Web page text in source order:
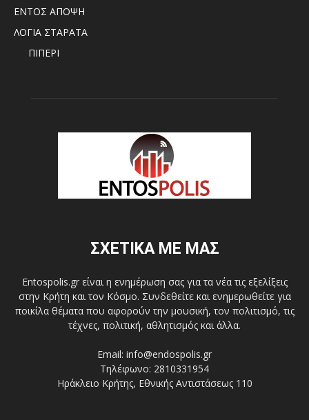
ΕΝΤΟΣ ΑΠΟΨΗ
ΛΟΓΙΑ ΣΤΑΡΑΤΑ
ΠΙΠΕΡΙ
ΣΧΕΤΙΚΑ ΜΕ ΜΑΣ
Entospolis.gr είναι η ενημέρωση σας για τα νέα τις εξελίξεις
στην Κρήτη και τον Κόσμο. Συνδεθείτε και ενημερωθείτε για
ποικίλα θέματα που αφορούν την μουσική, τον πολιτισμό, τις
τέχνες, πολιτική, αθλητισμός και άλλα.
Email: info@endospolis.gr
Τηλέφωνο: 2810331954
Ηράκλειο Κρήτης, Εθνικής Αντιστάσεως 110